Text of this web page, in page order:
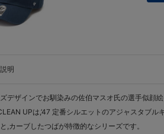
明
デザインでお馴染みの佐伯マスオ氏の選手似顔
UPは,’47 定番シルエットのアジャスタブ
,カーブしたつばが特徴的なシリーズです。